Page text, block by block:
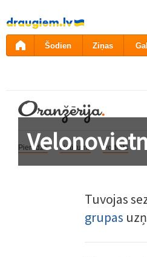
Pāriet
uz
saturu
Šodien Ziņas
Pieredze Notikums Portrets
Tuvojas
grupas